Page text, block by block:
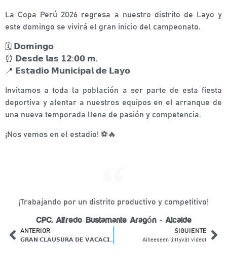
La Copa Perú 2026 regresa a nuestro distrito de Layo y
este domingo se vivirá el gran inicio del campeonato.
🗓 𝗗𝗼𝗺𝗶𝗻𝗴𝗼
⏰ 𝗗𝗲𝘀𝗱𝗲 𝗹𝗮𝘀 𝟭𝟮:𝟬𝟬 𝗺.
📍 𝗘𝘀𝘁𝗮𝗱𝗶𝗼 𝗠𝘂𝗻𝗶𝗰𝗶𝗽𝗮𝗹 𝗱𝗲 𝗟𝗮𝘆𝗼
Invitamos a toda la población a ser parte de esta fiesta
deportiva y alentar a nuestros equipos en el arranque de
una nueva temporada llena de pasión y competencia.
¡Nos vemos en el estadio! ⚽🔥
¡Trabajando por un distrito productivo y competitivo!
CPC. Alfredo Bustamante Aragón - Alcalde
ANTERIOR
𝗚𝗥𝗔𝗡 𝗖𝗟𝗔𝗨𝗦𝗨𝗥𝗔 𝗗𝗘 𝗩𝗔𝗖𝗔𝗖𝗜𝗢𝗡𝗘𝗦 Ú𝗧𝗜𝗟𝗘𝗦 𝗟𝗔𝗬𝗢 𝟮𝟬𝟮𝟲
SIGUIENTE
Aiheeseen liittyvät videot